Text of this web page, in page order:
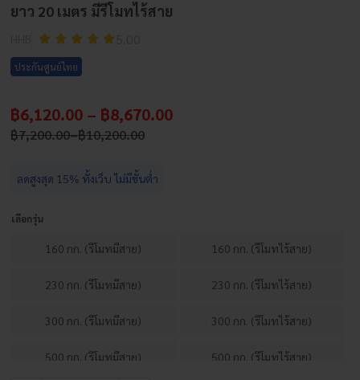
ยาว 20 เมตร มีรีโมทไร้สาย
ประกันศูนย์ไทย
฿7,200.00–฿10,200.00
Price
through
฿6,120.00 – ฿8,670.00Price
ลดสูงสุด 15% ทั้งเว็บ ไม่มีขั้นต่ำ
เลือกรุ่น
160 กก. (รีโมทมีสาย) 160 กก. (รีโมทไร้สาย)
230 กก. (รีโมทมีสาย) 230 กก. (รีโมทไร้สาย)
300 กก. (รีโมทมีสาย) 300 กก. (รีโมทไร้สาย)
500 กก. (รีโมทมีสาย) 500 กก. (รีโมทไร้สาย)